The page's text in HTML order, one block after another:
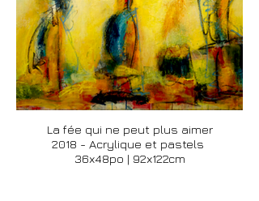
La fée qui ne peut plus aimer
2018 - Acrylique et pastels
36x48po | 92x122cm